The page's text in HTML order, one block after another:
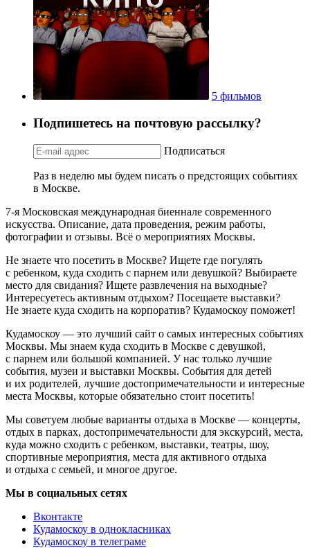
5 фильмов
Подпишетесь на почтовую рассылку?
Подписаться
Раз в неделю мы будем писать о предстоящих событиях
в Москве.
7-я Московская международная биеннале современного
искусства. Описание, дата проведения, режим работы,
фотографии и отзывы. Всё о мероприятиях Москвы.
Не знаете что посетить в Москве? Ищете где погулять
с ребенком, куда сходить с парнем или девушкой? Выбираете
место для свидания? Ищете развлечения на выходные?
Интересуетесь активным отдыхом? Посещаете выставки?
Не знаете куда сходить на корпоратив? Кудамоскоу поможет!
Кудамоскоу — это лучший сайт о самых интересных событиях
Москвы. Мы знаем куда сходить в Москве с девушкой,
с парнем или большой компанией. У нас только лучшие
события, музеи и выставки Москвы. События для детей
и их родителей, лучшие достопримечательности и интересные
места Москвы, которые обязательно стоит посетить!
Мы советуем любые варианты отдыха в Москве — концерты,
отдых в парках, достопримечательности для экскурсий, места,
куда можно сходить с ребенком, выставки, театры, шоу,
спортивные мероприятия, места для активного отдыха
и отдыха с семьей, и многое другое.
Мы в социальных сетях
Вконтакте
Кудамоскоу в однокласниках
Кудамоскоу в телеграме